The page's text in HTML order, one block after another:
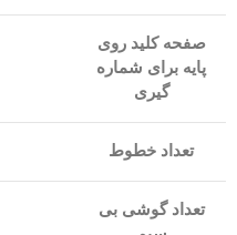
صفحه کلید روی
پایه برای شماره
گیری
تعداد خطوط
تعداد گوشی بی